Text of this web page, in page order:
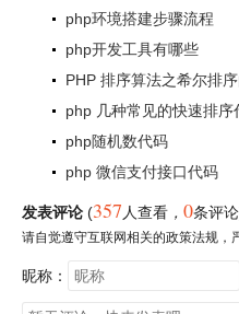
php环境搭建步骤流程
php开发工具有哪些
PHP 排序算法之希尔排
php 几种常见的快速排序
php随机数代码
php 微信支付接口代码
发表评论 (357 人查看 ， 0条评
请自觉遵守互联网相关的政策法规，
昵称：